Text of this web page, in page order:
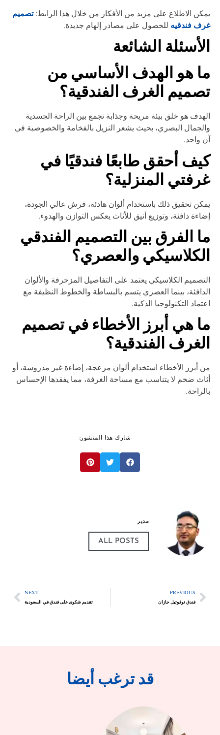
الاطلاع على مزيد من الأفكار من خلال هذا الرابط:تصميم
فندقيهللحصول على مصادر إلهام جديدة.
الشائعة
هو الهدف الأساسي من
الغرف الفندقية؟
هو خلق بيئة مريحة وجذابة تجمع بين الراحة الجسدية
البصري، بحيث يشعر النزيل بالفخامة والخصوصية في
واحد.
أحقق طابعًا فندقيًا في
المنزلية؟
تحقيق ذلك باستخدام ألوان هادئة، فرش عالي الجودة،
دافئة، وتوزيع أنيق للأثاث يعكس التوازن والهدوء.
الفرق بين التصميم الفندقي
والعصري؟
الكلاسيكي يعتمد على التفاصيل المزخرفة والألوان
بينما العصري يتسم بالبساطة والخطوط النظيفة مع
التكنولوجيا الذكية.
هي أبرز الأخطاء في تصميم
الفندقية؟
أبرز الأخطاء استخدام ألوان مزعجة، إضاءة غير مدروسة، أو
ضخم لا يتناسب مع مساحة الغرفة، مما يفقدها الإحساس
شارك هذا المنشور:
ALL POSTS
PREVIOUS
فندق نوفوتيل جازان
NEXT
تقديم شكوى على فندق في السعودية
قد ترغب أيضا